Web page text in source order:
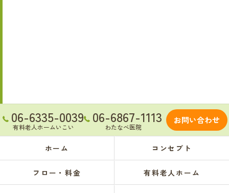
06-6335-0039
有料老人ホームいこい
06-6867-1113
わたなべ医院
お問い合わせ
ホーム コンセプト
フロー・料金 有料老人ホーム